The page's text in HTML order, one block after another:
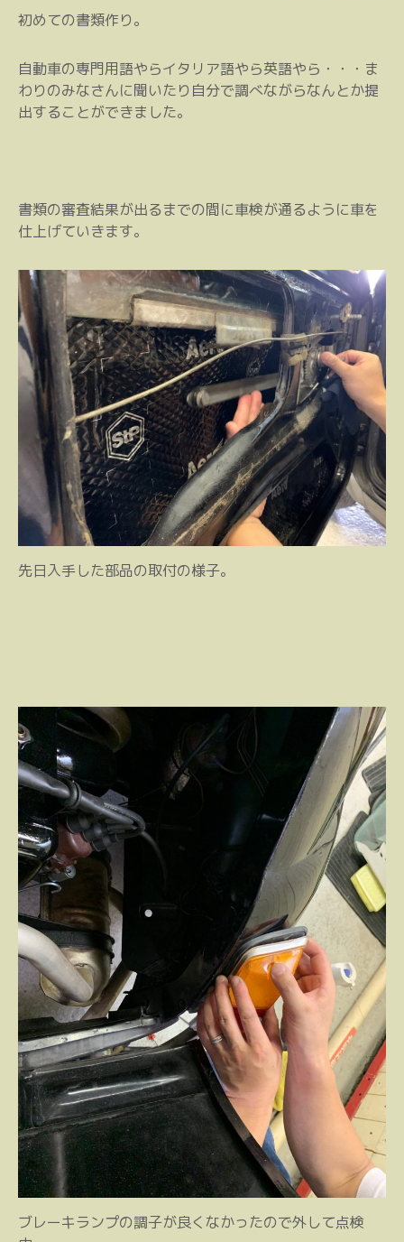
初めての書類作り。
自動車の専門用語やらイタリア語やら英語やら・・・ま
わりのみなさんに聞いたり自分で調べながらなんとか提
出することができました。
書類の審査結果が出るまでの間に車検が通るように車を
仕上げていきます。
先日入手した部品の取付の様子。
ブレーキランプの調子が良くなかったので外して点検